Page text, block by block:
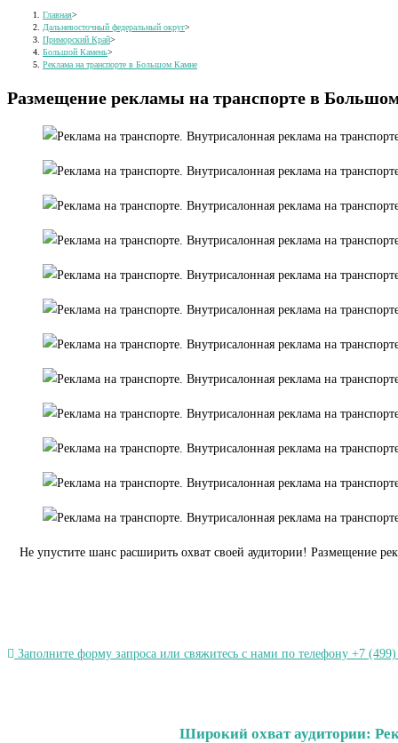
Главная>
Дальневосточный федеральный округ>
Приморский Край>
Большой Камень>
Реклама на транспорте в Большом Камне
Размещение рекламы на транспорте в
Не упустите шанс расширить охват своей аудитории! Размещение
Заполните форму запроса или свяжитесь с нами по телефону +7
Широкий охват аудитории: